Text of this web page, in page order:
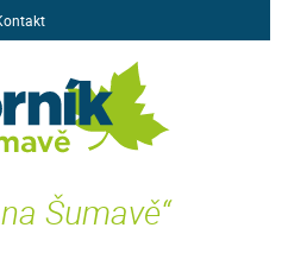
na Šumavě“